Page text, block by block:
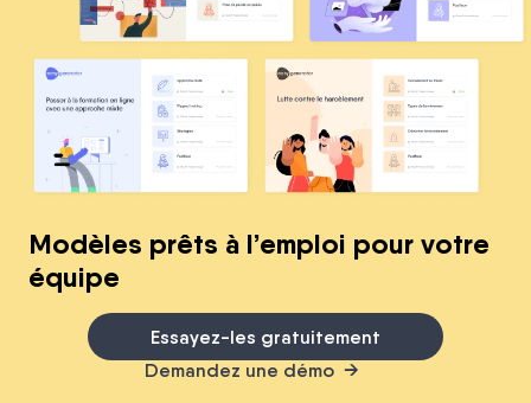
Modèles prêts à l’emploi pour votre
équipe
Essayez-les gratuitement
Demandez une démo